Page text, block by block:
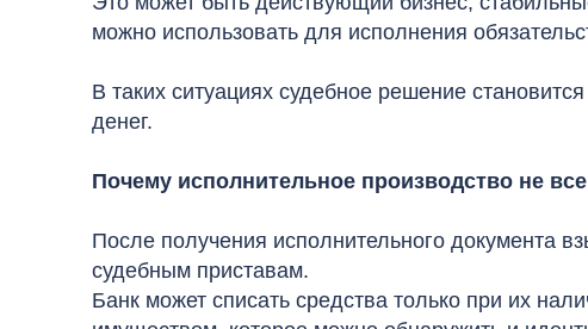
можно использовать для исполнения
В таких ситуациях судебное решение
денег.
Почему исполнительное производство не
После получения исполнительного документа
судебным приставам.
Банк может списать средства только при их